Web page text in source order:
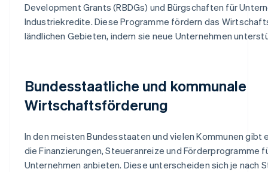
Development Grants (RBDGs) und Bürgschaften für
Industriekredite. Diese Programme fördern das
ländlichen Gebieten, indem sie neue Unternehmen
Bundesstaatliche und kommunale
Wirtschaftsförderung
In den meisten Bundesstaaten und vielen Kommunen gibt
die Finanzierungen, Steueranreize und Förderprogramme
Unternehmen anbieten. Diese unterscheiden sich je nach